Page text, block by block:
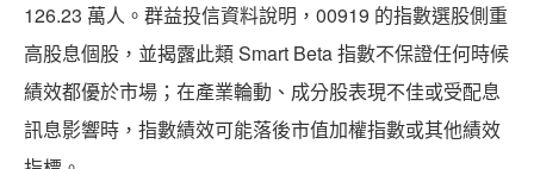
126.23 萬人。群益投信資料說明，00919 的指數選股側重
高股息個股，並揭露此類 Smart Beta 指數不保證任何時候
績效都優於市場；在產業輪動、成分股表現不佳或受配息
訊息影響時，指數績效可能落後市值加權指數或其他績效